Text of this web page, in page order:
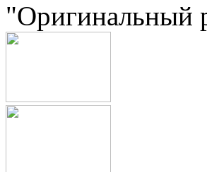
"Оригинальный